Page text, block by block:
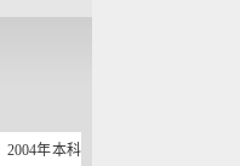
2004年本科